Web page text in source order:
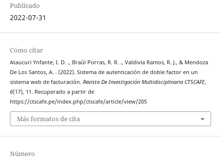
Publicado
2022-07-31
Cómo citar
Ataucuri Ynfante, I. D. ., Braúl Porras, R. R. ., Valdivia Ramos, R. J., & Mendoza
De Los Santos, A. . (2022). Sistema de autenticación de doble factor en un
sistema web de facturación. Revista De Investigación Multidisciplinaria CTSCAFE,
6(17), 11. Recuperado a partir de
https://ctscafe.pe/index.php/ctscafe/article/view/205
Más formatos de cita
Número